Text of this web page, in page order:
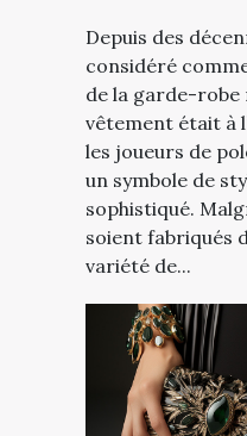
Depuis des
considéré
de la garde-robe
vêtement était à
les joueurs de
un symbole de
sophistiqué.
soient fabriqués
variété de...